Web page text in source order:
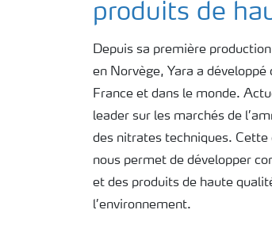
produits de
Depuis sa première
en Norvège, Yara a
France et dans le monde.
leader sur les marchés de
des nitrates techniques. Cette
nous permet de développer
et des produits de haute
l’environnement.